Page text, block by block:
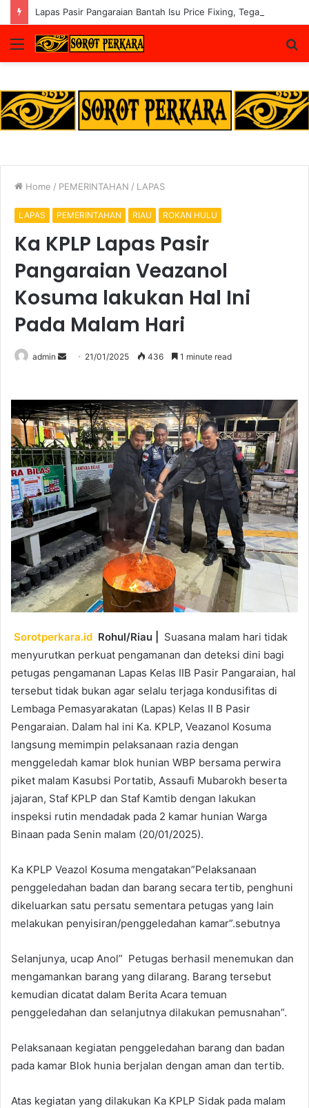
Menu
Home / PEMERINTAHAN / LAPAS
LAPAS PEMERINTAHAN RIAU ROKAN HULU
Ka KPLP Lapas Pasir
Pangaraian Veazanol
Kosuma lakukan Hal Ini
Pada Malam Hari
admin
Send 21/01/2025 436 1 minute read
Sorotperkara.id Rohul/Riau |
Suasana malam hari tidak
menyurutkan perkuat pengamanan dan deteksi dini bagi
petugas pengamanan Lapas Kelas IIB Pasir Pangaraian, hal
tersebut tidak bukan agar selalu terjaga kondusifitas di
Lembaga Pemasyarakatan (Lapas) Kelas II B Pasir
Pengaraian. Dalam hal ini Ka. KPLP, Veazanol Kosuma
langsung memimpin pelaksanaan razia dengan
menggeledah kamar blok hunian WBP bersama perwira
piket malam Kasubsi Portatib, Assaufi Mubarokh beserta
jajaran, Staf KPLP dan Staf Kamtib dengan lakukan
inspeksi rutin mendadak pada 2 kamar hunian Warga
Binaan pada Senin malam (20/01/2025).
Ka KPLP Veazol Kosuma mengatakan”Pelaksanaan
penggeledahan badan dan barang secara tertib, penghuni
dikeluarkan satu persatu sementara petugas yang lain
melakukan penyisiran/penggeledahan kamar”.sebutnya
Selanjunya, ucap Anol” Petugas berhasil menemukan dan
mengamankan barang yang dilarang. Barang tersebut
kemudian dicatat dalam Berita Acara temuan
penggeledahan dan selanjutnya dilakukan pemusnahan”.
Pelaksanaan kegiatan penggeledahan barang dan badan
pada kamar Blok hunia berjalan dengan aman dan tertib.
Atas kegiatan yang dilakukan Ka KPLP Sidak pada malam